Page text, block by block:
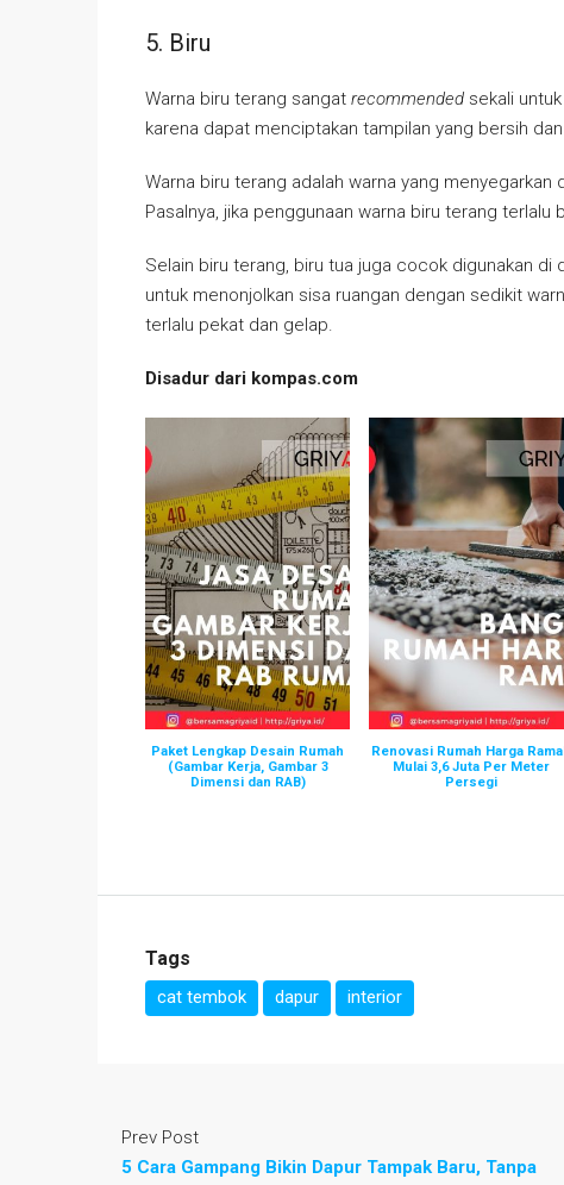
5. Biru
Warna biru terang sangat recommended sekali
karena dapat menciptakan tampilan yang bersih
Warna biru terang adalah warna yang
Pasalnya, jika penggunaan warna biru terang
Selain biru terang, biru tua juga cocok digunakan di
untuk menonjolkan sisa ruangan dengan sedikit
terlalu pekat dan gelap.
Disadur dari kompas.com
Paket Lengkap Desain Rumah
(Gambar Kerja, Gambar 3
Dimensi dan RAB)
Renovasi Rumah Harga
Mulai 3,6 Juta Per Meter
Persegi
Tags
cat tembok dapur interior
Prev Post
5 Cara Gampang Bikin Dapur Tampak Baru, Tanpa